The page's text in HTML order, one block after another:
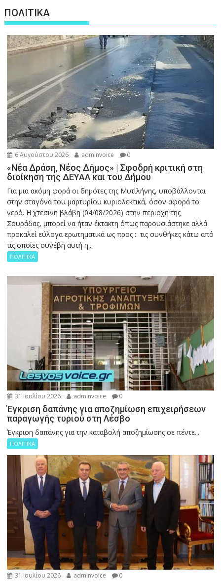
ΠΟΛΙΤΙΚΑ
6 Αυγούστου 2026 adminvoice 0
«Νέα Δράση, Νέος Δήμος» | Σφοδρή κριτική στη
διοίκηση της ΔΕΥΑΛ και του Δήμου
Για μια ακόμη φορά οι δημότες της Μυτιλήνης, υποβάλλονται
στην σταγόνα του μαρτυρίου κυριολεκτικά, όσον αφορά το
νερό. Η χτεσινή βλάβη (04/08/2026) στην περιοχή της
Σουράδας, μπορεί να ήταν έκτακτη όπως παρουσιάστηκε αλλά
προκαλεί εύλογα ερωτηματικά ως προς : τις συνθήκες κάτω από
τις οποίες συνέβη αυτή η...
ΠΟΛΙΤΙΚΑ
31 Ιουλίου 2026 adminvoice 0
Έγκριση δαπάνης για αποζημίωση επιχειρήσεων
παραγωγής τυριού στη Λέσβο
Έγκριση δαπάνης για την καταβολή αποζημίωσης σε πέντε...
ΠΟΛΙΤΙΚΑ
31 Ιουλίου 2026 adminvoice 0